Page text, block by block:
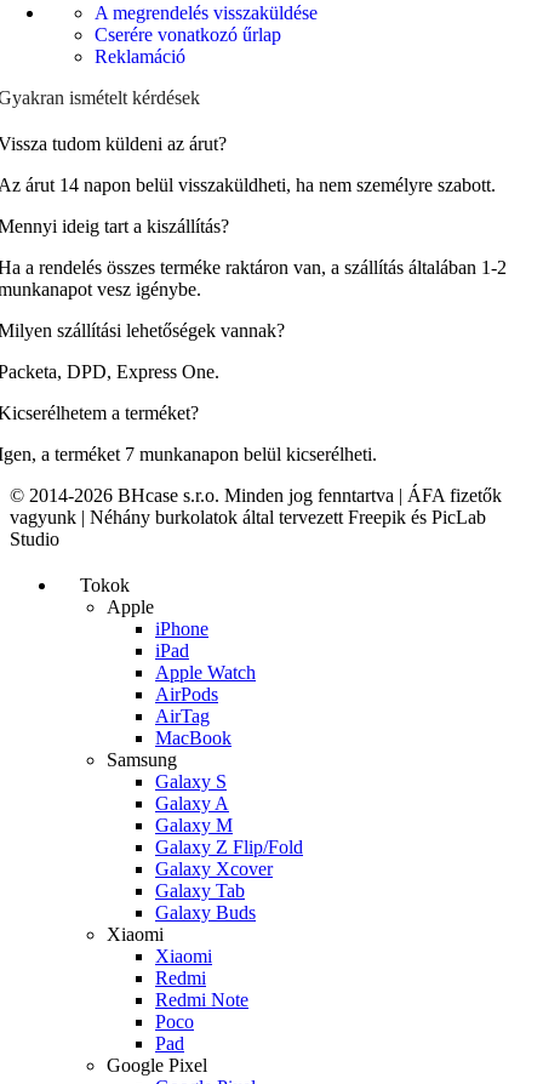
A megrendelés visszaküldése
Cserére vonatkozó űrlap
Reklamáció
ismételt kérdések
tudom küldeni az árut?
árut 14 napon belül visszaküldheti, ha nem személyre szabott.
ideig tart a kiszállítás?
a rendelés összes terméke raktáron van, a szállítás általában 1-2
vesz igénybe.
szállítási lehetőségek vannak?
DPD, Express One.
a terméket?
a terméket 7 munkanapon belül kicserélheti.
© 2014-2026 BHcase s.r.o. Minden jog fenntartva | ÁFA fizetők
vagyunk | Néhány burkolatok által tervezett Freepik és PicLab
Studio
Tokok
Apple
iPhone
iPad
Apple Watch
AirPods
AirTag
MacBook
Samsung
Galaxy S
Galaxy A
Galaxy M
Galaxy Z Flip/Fold
Galaxy Xcover
Galaxy Tab
Galaxy Buds
Xiaomi
Xiaomi
Redmi
Redmi Note
Poco
Pad
Google Pixel